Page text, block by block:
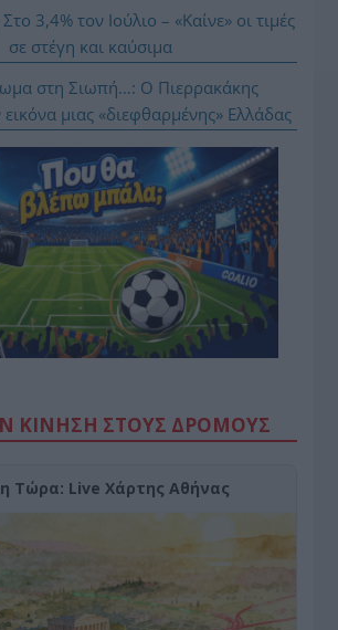
3,4% τον Ιούλιο – «Καίνε» οι τιμές
σε στέγη και καύσιμα
στη Σιωπή…: Ο Πιερρακάκης
μιας «διεφθαρμένης» Ελλάδας
ΚΙΝΗΣΗ ΣΤΟΥΣ ΔΡΌΜΟΥΣ
Τώρα: Live Χάρτης Αθήνας